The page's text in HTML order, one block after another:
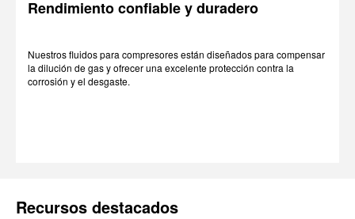
Rendimiento confiable y duradero
Nuestros fluidos para compresores están diseñados para compensar
la dilución de gas y ofrecer una excelente protección contra la
corrosión y el desgaste.
Recursos destacados